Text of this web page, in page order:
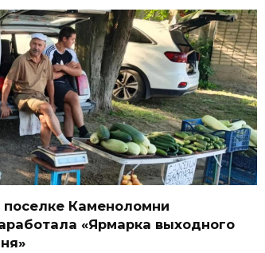
поселке Каменоломни
«Ярмарка выходного